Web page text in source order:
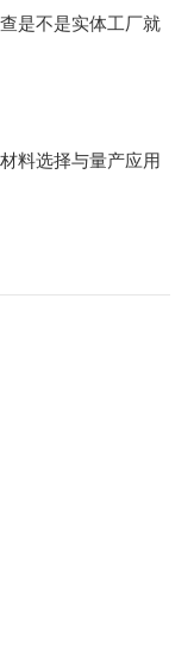
是不是实体工厂就
料选择与量产应用